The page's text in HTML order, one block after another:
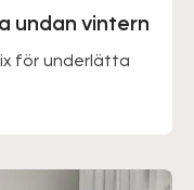
undan vintern
för underlätta